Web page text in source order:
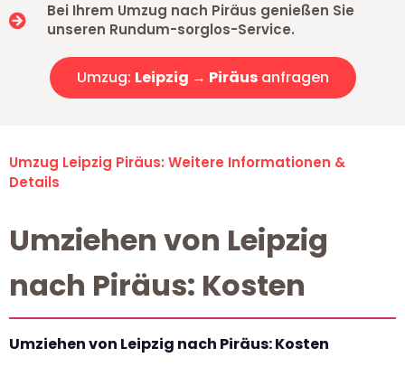
Bei Ihrem Umzug nach Piräus genießen Sie
unseren Rundum-sorglos-Service.
Umzug: Leipzig → Piräusanfragen
Umzug Leipzig Piräus: Weitere Informationen &
Details
Umziehen von Leipzig
nach Piräus: Kosten
Umziehen von Leipzig nach Piräus: Kosten